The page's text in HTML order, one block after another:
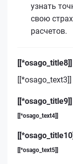
узнать
свою
расчетов.
[[*osago_title8]]
[[*osago_text3]]
[[*osago_title9]]
[[*osago_text4]]
[[*osago_text5]]